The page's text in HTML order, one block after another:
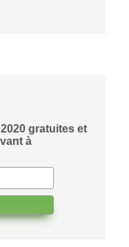
gratuites et
à